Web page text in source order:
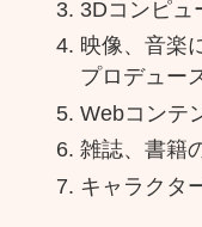
3Dコンピュ
映像、音楽
プロデュー
Webコンテ
雑誌、書籍
キャラクタ